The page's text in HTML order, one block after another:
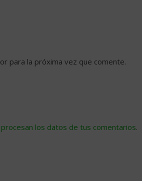
para la próxima vez que comente.
los datos de tus comentarios.